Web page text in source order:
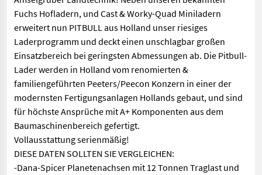
Fuchs Hofladern, und Cast & Worky-Quad Miniladern
erweitert nun PITBULL aus Holland unser riesiges
Laderprogramm und deckt einen unschlagbar großen
Einsatzbereich bei geringsten Abmessungen ab. Die Pitbull-
Lader werden in Holland vom renomierten &
familiengeführten Peeters/Peecon Konzern in einer der
modernsten Fertigungsanlagen Hollands gebaut, und sind
für höchste Ansprüche mit A+ Komponenten aus dem
Baumaschinenbereich gefertigt.
Vollausstattung serienmäßig!
DIESE DATEN SOLLTEN SIE VERGLEICHEN:
-Dana-Spicer Planetenachsen mit 12 Tonnen Traglast und